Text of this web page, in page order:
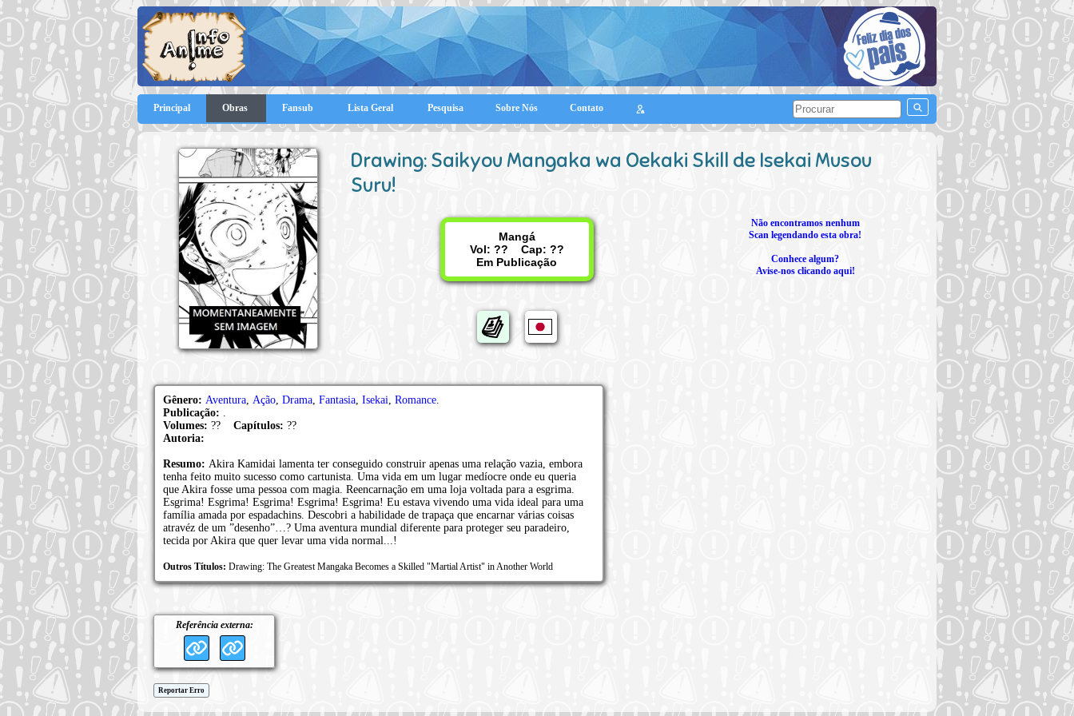
Principal Obras Fansub Lista Geral Pesquisa Sobre Nós Contato
Drawing: Saikyou Mangaka wa Oekaki Skill de Isekai Musou
Suru!
Mangá
Vol: ?? Cap: ??
Em Publicação
Não encontramos nenhum
Scan legendando esta obra!
Conhece algum?
Avise-nos clicando aqui!
Gênero: Aventura, Ação, Drama, Fantasia, Isekai, Romance.
Publicação: .
Volumes: ?? Capítulos: ??
Autoria:
Resumo: Akira Kamidai lamenta ter conseguido construir apenas uma relação vazia, embora
tenha feito muito sucesso como cartunista. Uma vida em um lugar medíocre onde eu queria
que Akira fosse uma pessoa com magia. Reencarnação em uma loja voltada para a esgrima.
Esgrima! Esgrima! Esgrima! Esgrima! Esgrima! Eu estava vivendo uma vida ideal para uma
família amada por espadachins. Descobri a habilidade de trapaça que encarnar várias coisas
atravéz de um ”desenho”…? Uma aventura mundial diferente para proteger seu paradeiro,
tecida por Akira que quer levar uma vida normal...!
Outros Títulos: Drawing: The Greatest Mangaka Becomes a Skilled "Martial Artist" in Another World
Referência externa:
Reportar Erro